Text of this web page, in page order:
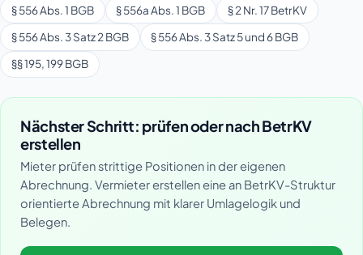
§ 556 Abs. 1 BGB § 556a Abs. 1 BGB
§ 2 Nr. 17 BetrKV
§ 556 Abs. 3 Satz 2 BGB
§ 556 Abs. 3 Satz 5 und 6 BGB
§§ 195, 199 BGB
Nächster Schritt: prüfen oder nach BetrKV
erstellen
Mieter prüfen strittige Positionen in der eigenen
Abrechnung. Vermieter erstellen eine an BetrKV-Struktur
orientierte Abrechnung mit klarer Umlagelogik und
Belegen.